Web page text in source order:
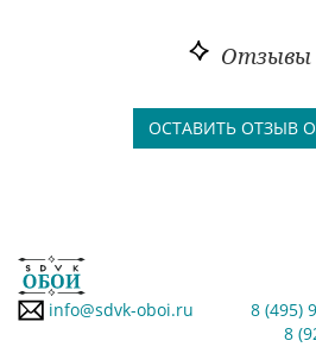
Отзывы
ОСТАВИТЬ ОТЗЫВ
info@sdvk-oboi.ru
8 (495)
8